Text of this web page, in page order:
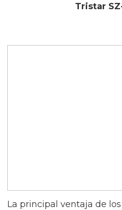
Tristar
La principal ventaja de